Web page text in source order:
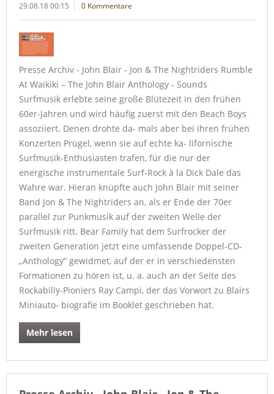
29.08.18 00:15 0 Kommentare
Presse Archiv - John Blair - Jon & The Nightriders Rumble
At Waikiki – The John Blair Anthology - Sounds
Surfmusik erlebte seine große Blütezeit in den frühen
60er-Jahren und wird häufig zuerst mit den Beach Boys
assoziiert. Denen drohte da- mals aber bei ihren frühen
Konzerten Prügel, wenn sie auf echte ka- lifornische
Surfmusik-Enthusiasten trafen, für die nur der
energische instrumentale Surf-Rock à la Dick Dale das
Wahre war. Hieran knüpfte auch John Blair mit seiner
Band Jon & The Nightriders an, als er Ende der 70er
parallel zur Punkmusik auf der zweiten Welle der
Surfmusik ritt. Bear Family hat dem Surfrocker der
zweiten Generation jetzt eine umfassende Doppel-CD-
„Anthology“ gewidmet, auf der er in verschiedensten
Formationen zu hören ist, u. a. auch an der Seite des
Rockabilly-Pioniers Ray Campi, der das Vorwort zu Blairs
Miniauto- biografie im Booklet geschrieben hat.
Mehr lesen